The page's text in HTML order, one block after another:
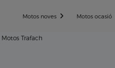
Motos noves Motos ocasió
Trafach